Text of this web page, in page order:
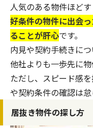
人気のある物件ほど
好条件の物件に出会
ることが肝心です。
内見や契約手続きに
他社よりも一歩先に物
ただし、スピード感
や契約条件の確認は怠
居抜き物件の探し方